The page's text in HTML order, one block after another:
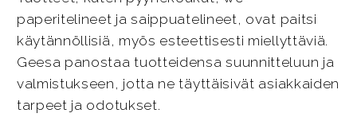
paperitelineet ja saippuatelineet, ovat paitsi
käytännöllisiä, myös esteettisesti miellyttäviä.
Geesa panostaa tuotteidensa suunnitteluun ja
valmistukseen, jotta ne täyttäisivät asiakkaiden
tarpeet ja odotukset.